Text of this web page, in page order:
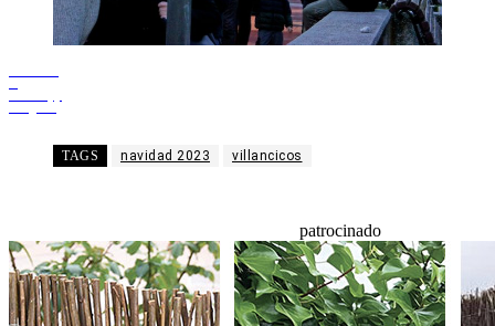
TAGS navidad 2023 villancicos
patrocinado